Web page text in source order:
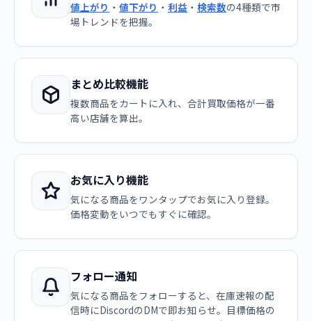
値上がり ・ 値下がり ・ 利益 ・ 検索数の4種類で市
場トレンドを把握。
まとめ比較機能
複数商品をカートに入れ、合計買取価格が一番
高い店舗を算出。
お気に入り機能
気になる商品をワンタップでお気に入り登録。
価格変動をいつでもすぐに確認。
フォロー通知
気になる商品をフォローすると、在庫速報の配
信時にDiscordのDMで即お知らせ。目標価格の